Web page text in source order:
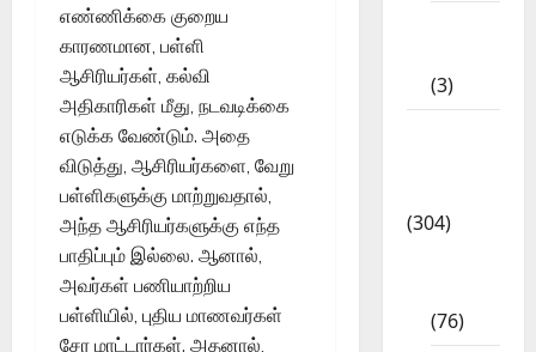
எண்ணிக்கை குறைய
காரணமான, பள்ளி
ஆசிரியர்கள், கல்வி
அதிகாரிகள் மீது, நடவடிக்கை
எடுக்க வேண்டும். அதை
விடுத்து, ஆசிரியர்களை, வேறு
பள்ளிகளுக்கு மாற்றுவதால்,
அந்த ஆசிரியர்களுக்கு எந்த
பாதிப்பும் இல்லை. ஆனால்,
அவர்கள் பணியாற்றிய
பள்ளியில், புதிய மாணவர்கள்
சேர மாட்டார்கள். அதனால்,
(3)
(304)
(76)